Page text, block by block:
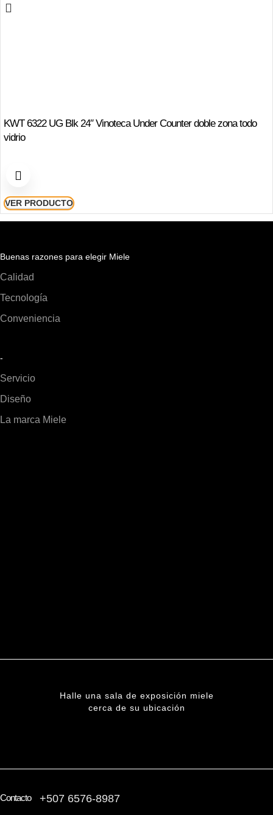
KWT 6322 UG Blk 24″ Vinoteca Under Counter doble zona todo
vidrio
VER PRODUCTO
Buenas razones para elegir Miele
Calidad
Tecnología
Conveniencia
-
Servicio
Diseño
La marca Miele
Halle una sala de exposición miele
cerca de su ubicación
Contacto +507 6576-8987